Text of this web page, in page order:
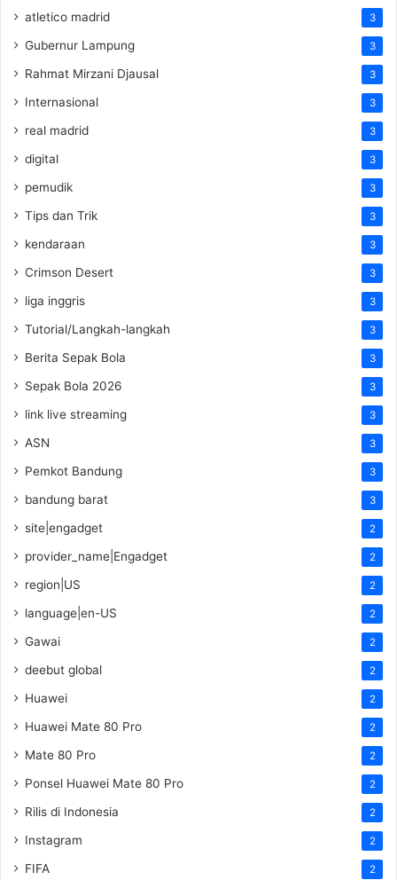
atletico madrid 3
Gubernur Lampung 3
Rahmat Mirzani Djausal 3
Internasional 3
real madrid 3
digital 3
pemudik 3
Tips dan Trik 3
kendaraan 3
Crimson Desert 3
liga inggris 3
Tutorial/Langkah-langkah 3
Berita Sepak Bola 3
Sepak Bola 2026 3
link live streaming 3
ASN 3
Pemkot Bandung 3
bandung barat 3
site|engadget 2
provider_name|Engadget 2
region|US 2
language|en-US 2
Gawai 2
deebut global 2
Huawei 2
Huawei Mate 80 Pro 2
Mate 80 Pro 2
Ponsel Huawei Mate 80 Pro 2
Rilis di Indonesia 2
Instagram 2
FIFA 2